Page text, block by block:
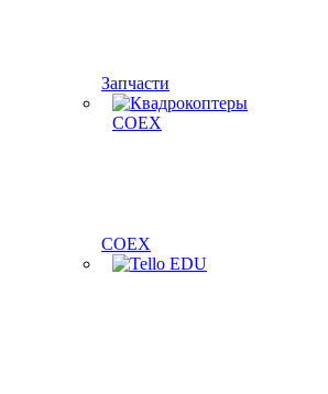
Запчасти
COEX